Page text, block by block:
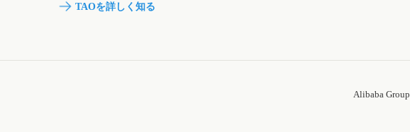
TAOを詳しく知る
Alibaba Group